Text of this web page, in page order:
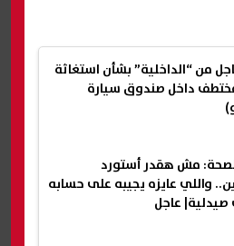
من “الداخلية” بشأن استغاثة
داخل صندوق سيارة
مش هقدر أستورد
واللي عايزه يجيبه على حسابه
عاجل